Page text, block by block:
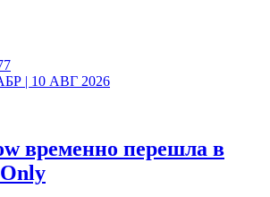
| 10 АВГ 2026
временно перешла в